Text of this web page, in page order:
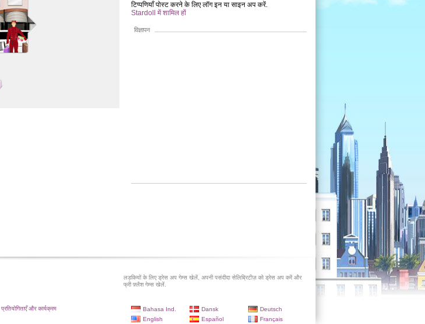
टिप्पणियाँ पोस्ट करने के लिए लॉग इन या साइन अप करें.
Stardoll में शामिल हों
विज्ञापन
लड़कियों के लिए ड्रेस अप गेम्स खेलें, अपनी पसंदीदा सेलिब्रिटीज़ को ड्रेस अप करें और
फ्री फ़्लैश गेम्स खेलें.
प्रतियोगिताएँ और कार्यक्रम Bahasa Ind. Dansk
Deutsch
English
Español Français